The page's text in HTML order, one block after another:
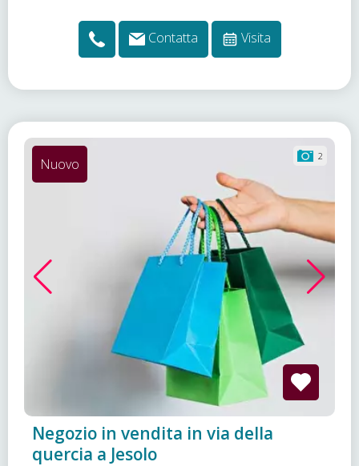
Contatta Visita
2
Nuovo
Negozio in vendita in via della
quercia a Jesolo